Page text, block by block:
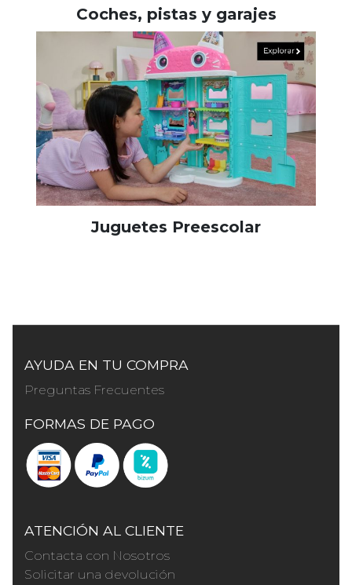
Coches, pistas y garajes
Juguetes Preescolar
AYUDA EN TU COMPRA
Preguntas Frecuentes
FORMAS DE PAGO
ATENCIÓN AL CLIENTE
Contacta con Nosotros
Solicitar una devolución